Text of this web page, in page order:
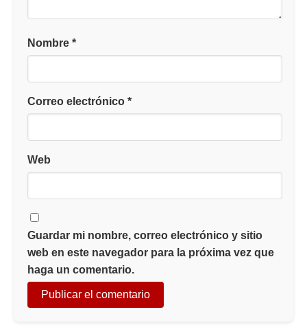
Nombre *
Correo electrónico *
Web
Guardar mi nombre, correo electrónico y sitio
web en este navegador para la próxima vez que
haga un comentario.